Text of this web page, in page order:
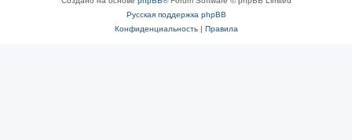
Русская поддержка phpBB
Конфиденциальность| Правила